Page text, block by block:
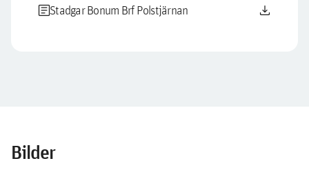
articleStadgar Bonum Brf Polstjärnan download
Bilder